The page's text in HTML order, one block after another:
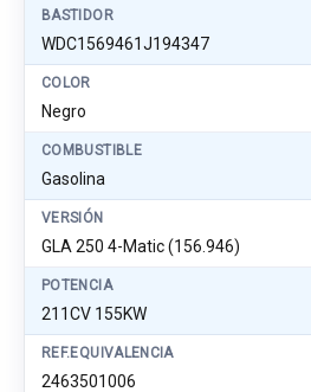
BASTIDOR
WDC1569461J194347
COLOR
Negro
COMBUSTIBLE
Gasolina
VERSIÓN
GLA 250 4-Matic (156.946)
POTENCIA
211CV 155KW
REF.EQUIVALENCIA
2463501006